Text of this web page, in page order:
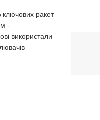
ракет
-
використали